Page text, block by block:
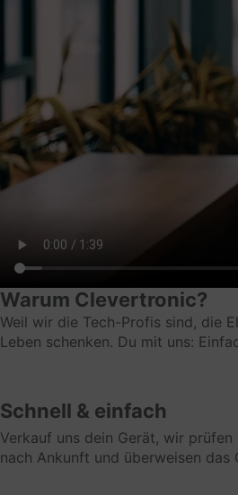
Warum Clevertronic?
Weil wir die Tech-Profis sind, die
Leben schenken. Du mit uns:
Schnell & einfach
Verkauf uns dein Gerät, wir prüfen
nach Ankunft und überweisen das
Speicherung von Ziel-URLs
Genutzte
Cookies
Erhobene Daten
Ziel-URL innerhalb der Plattform
Ort der Verarbeitung
Deutschland
Aufbewahrungsfrist
Die Daten werden gelöscht,
Weitere
Datenverarbeiters zu lesen
https://www.clevertronic.de/